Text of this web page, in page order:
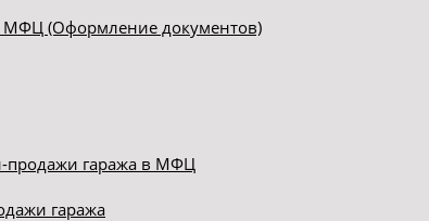
МФЦ (Оформление документов)
продажи гаража в МФЦ
гаража